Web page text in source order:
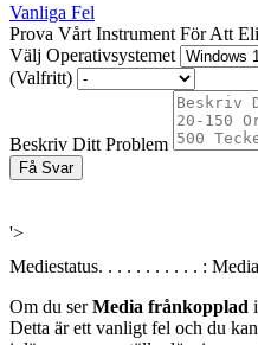
Vanliga Fel
Prova Vårt Instrument För Att
Välj Operativsystemet
(Valfritt)
Beskriv Ditt Problem
Få Svar
'>
Mediestatus. . . . . . . . . . . :
Om du serMedia frånkopplad
Detta är ett vanligt fel och du